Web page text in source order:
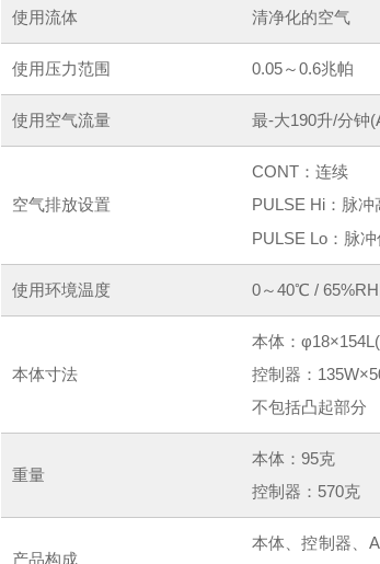
使用流体 清净化的空气
使用压力范围 0.05～0.6兆帕
使用空气流量 最-大190升/分钟
空气排放设置
CONT：连续
PULSE Hi：脉冲
PULSE Lo：脉冲
使用环境温度 0～40℃ / 65%RH
本体寸法
本体：
控制器：
不包括凸起部分
重量
本体：95克
控制器：570克
产品构成
本体、控制器、